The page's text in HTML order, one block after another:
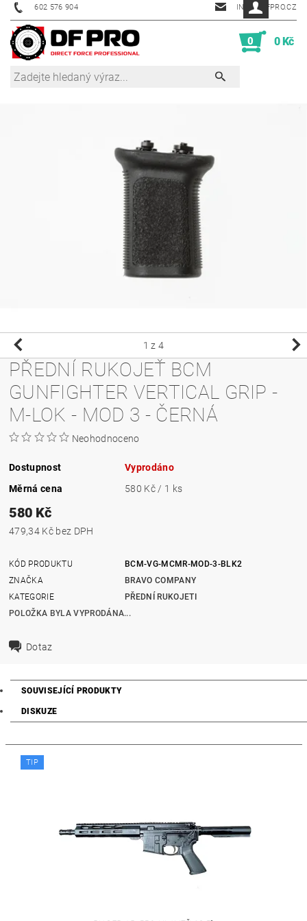
602 576 904 INFO@DFPRO.CZ
0 0 Kč
1 z 4
PŘEDNÍ RUKOJEŤ BCM
GUNFIGHTER VERTICAL GRIP -
M-LOK - MOD 3 - ČERNÁ
Neohodnoceno
Dostupnost
Vyprodáno
Měrná cena
580 Kč / 1 ks
580 Kč
479,34 Kč bez DPH
KÓD PRODUKTU
BCM-VG-MCMR-MOD-3-BLK2
ZNAČKA
BRAVO COMPANY
KATEGORIE
PŘEDNÍ RUKOJETI
POLOŽKA BYLA VYPRODÁNA...
Dotaz
SOUVISEJÍCÍ PRODUKTY
DISKUZE
TIP